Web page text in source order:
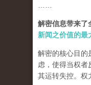
解密信息带来了
新闻之价值的最
解密的核心目的
虑，使得当权者
其运转失控。权